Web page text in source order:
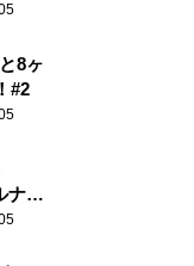
8ヶ
#2
ナイ
り